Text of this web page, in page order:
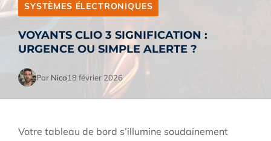
SYSTÈMES ÉLECTRONIQUES
VOYANTS CLIO 3 SIGNIFICATION :
URGENCE OU SIMPLE ALERTE ?
Par Nico18 février 2026
Votre tableau de bord s’illumine soudainement